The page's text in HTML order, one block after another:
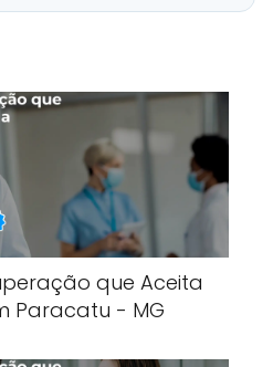
que Aceita
Paracatu - MG